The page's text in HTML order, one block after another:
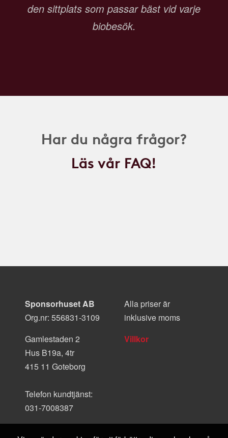
den sittplats som passar bäst vid varje
biobesök.
Har du några frågor?
Läs vår FAQ!
Sponsorhuset AB
Org.nr: 556831-3109
Gamlestaden 2
Hus B19a, 4tr
415 11 Goteborg
Telefon kundtjänst:
031-7008387
Alla priser är
inklusive moms
Villkor